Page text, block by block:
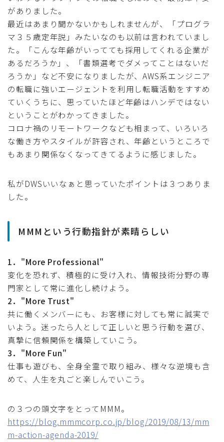
がありました。
最近はあまり聞かないかもしれませんが、「プログラ
マ３５歳定年説」みたいなのも以前は言われていまし
た。「こんな年齢がいってても採用してくれる企業が
あるだろうか」、「書類選考でダメってことはないだ
ろうか」など不安になりましたが、AWS系エンジニア
の転職に強いエージェントを利用し転職活動をすすめ
ていくうちに、思っていたほど年齢はハンデではない
ということがわかってきました。
コロナ禍のリモートワークなども相まって、いろいろ
な働き方やスタイルが許容され、年齢というところで
もあまり関係なくなってきてるように感じました。
私がDWSいいなぁと思っていたポイントは３つありま
した。
MMMという行動指針が素晴らしい
1．"More Professional"
変化を恐れず、積極的に受け入れ、情報技術分野の専
門家として常に進化し続けよう。
2．"More Trust"
共に働くメンバーにも、お客様に対しても常に誠実で
いよう。迷ったら人として正しいと思う行動を選び、
真摯に信頼関係を構築していこう。
3．"More Fun"
仕事も遊びも、全身全霊で取り組み、様々な逆境も含
めて、人生を丸ごと楽しんでいこう。
の３つの頭文字をとってMMM。
https://blog.mmmcorp.co.jp/blog/2019/08/13/mm
m-action-agenda-2019/